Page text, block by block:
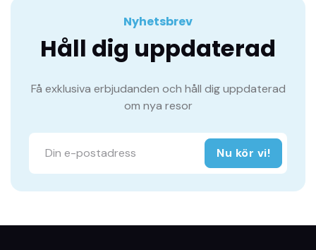
Nyhetsbrev
Håll dig uppdaterad
Få exklusiva erbjudanden och håll dig uppdaterad
om nya resor
Nu kör vi!